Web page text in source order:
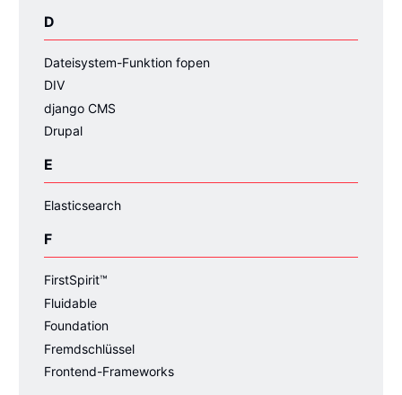
D
Dateisystem-Funktion fopen
DIV
django CMS
Drupal
E
Elasticsearch
F
FirstSpirit™
Fluidable
Foundation
Fremdschlüssel
Frontend-Frameworks